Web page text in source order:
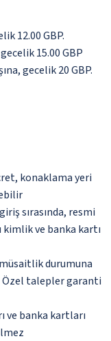
12.00 GBP.
15.00 GBP
gecelik 20 GBP.
konaklama yeri
sırasında, resmi
ve banka kartı
durumuna
Özel talepler garanti
ve banka kartları